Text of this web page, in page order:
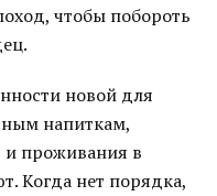
чтобы побороть
новой для
напиткам,
и проживания в
Когда нет порядка,